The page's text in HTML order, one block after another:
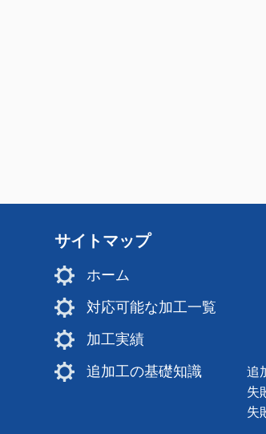
サイトマップ
ホーム
対応可能な加工一覧
加工実績
追加工の基礎知識
追
失
失